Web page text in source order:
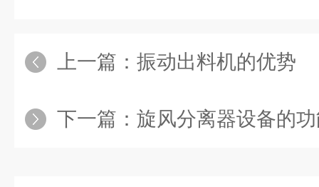
上一篇： 振动出料机的优势
下一篇： 旋风分离器设备的